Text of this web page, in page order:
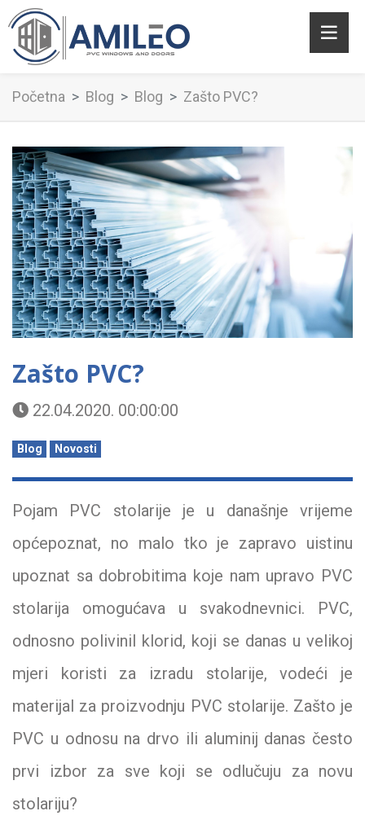
Početna Blog Blog Zašto PVC?
Zašto PVC?
22.04.2020. 00:00:00
Blog Novosti
Pojam PVC stolarije je u današnje vrijeme
općepoznat, no malo tko je zapravo uistinu
upoznat sa dobrobitima koje nam upravo PVC
stolarija omogućava u svakodnevnici. PVC,
odnosno polivinil klorid, koji se danas u velikoj
mjeri koristi za izradu stolarije, vodeći je
materijal za proizvodnju PVC stolarije. Zašto je
PVC u odnosu na drvo ili aluminij danas često
prvi izbor za sve koji se odlučuju za novu
stolariju?